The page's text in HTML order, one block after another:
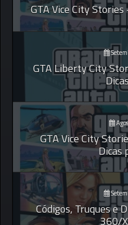
GTA Vice City
GTA Liberty City
GTA Vice City
Dicas
Códigos, Truques e
360/